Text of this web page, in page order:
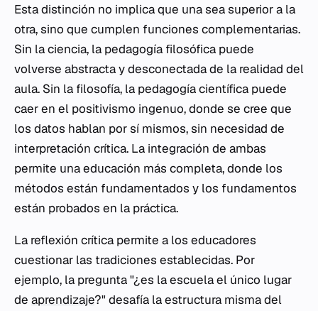
Esta distinción no implica que una sea superior a la
otra, sino que cumplen funciones complementarias.
Sin la ciencia, la pedagogía filosófica puede
volverse abstracta y desconectada de la realidad del
aula. Sin la filosofía, la pedagogía científica puede
caer en el positivismo ingenuo, donde se cree que
los datos hablan por sí mismos, sin necesidad de
interpretación crítica. La integración de ambas
permite una educación más completa, donde los
métodos están fundamentados y los fundamentos
están probados en la práctica.
La reflexión crítica permite a los educadores
cuestionar las tradiciones establecidas. Por
ejemplo, la pregunta "¿es la escuela el único lugar
de aprendizaje?" desafía la estructura misma del